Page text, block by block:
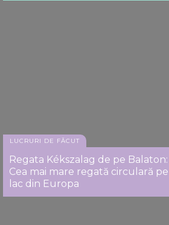
LUCRURI DE FĂCUT
Regata Kékszalag de pe Balaton:
Cea mai mare regată circulară pe
lac din Europa